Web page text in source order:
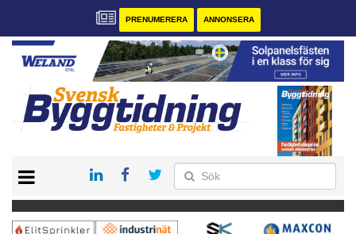
PRENUMERERA ANNONSERA
PRENUMERERA